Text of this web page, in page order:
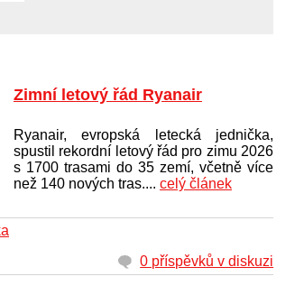
Zimní letový řád Ryanair
Ryanair, evropská letecká jednička,
spustil rekordní letový řád pro zimu 2026
s 1700 trasami do 35 zemí, včetně více
než 140 nových tras.... celý článek
0 příspěvků v diskuzi